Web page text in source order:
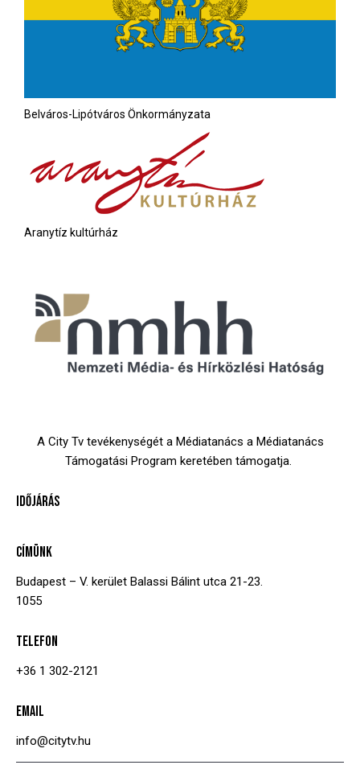
Belváros-Lipótváros Önkormányzata
Aranytíz kultúrház
A City Tv tevékenységét a Médiatanács a Médiatanács
Támogatási Program keretében támogatja.
IDŐJÁRÁS
CÍMÜNK
Budapest – V. kerület Balassi Bálint utca 21-23.
1055
TELEFON
+36 1 302-2121
EMAIL
info@citytv.hu